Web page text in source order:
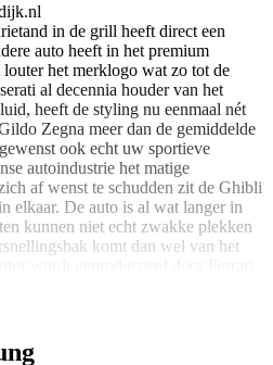
in de grill heeft direct een
auto heeft in het premium
het merklogo wat zo tot de
al decennia houder van het
heeft de styling nu eenmaal nét
Zegna meer dan de gemiddelde
ook echt uw sportieve
autoindustrie het matige
af wenst te schudden zit de Ghibli
elkaar. De auto is al wat langer in
kunnen niet echt zwakke plekken
komt dan wel van het
hoe je betrouwbaarheid en
Over combineren gesproken, de
modus is het een soepel en